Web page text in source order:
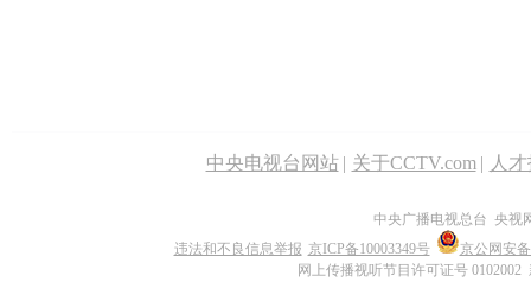
中央电视台网站 | 关于CCTV.com | 人
中央广播电视总台 央视
违法和不良信息举报 京ICP备10003349号
京公网安备
网上传播视听节目许可证号 0102002